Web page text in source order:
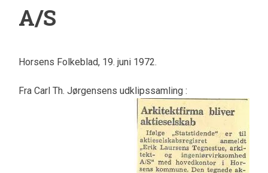
A/S
Horsens Folkeblad, 19. juni 1972.
Fra Carl Th. Jørgensens udklipssamling :